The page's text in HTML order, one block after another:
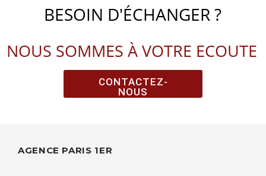
BESOIN D'ÉCHANGER ?
NOUS SOMMES À VOTRE ECOUTE
CONTACTEZ-
NOUS
AGENCE PARIS 1ER